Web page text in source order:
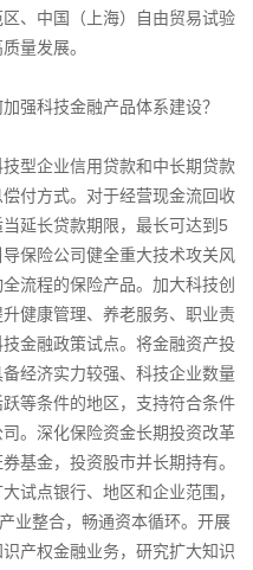
、中国（上海）自由贸易试验
量发展。
强科技金融产品体系建设？
型企业信用贷款和中长期贷款
付方式。对于经营现金流回收
延长贷款期限，最长可达到5
保险公司健全重大技术攻关风
流程的保险产品。加大科技创
健康管理、养老服务、职业责
金融政策试点。将金融资产投
经济实力较强、科技企业数量
等条件的地区，支持符合条件
。深化保险资金长期投资改革
基金，投资股市并长期持有。
试点银行、地区和企业范围，
业整合，畅通资本循环。开展
产权金融业务，研究扩大知识